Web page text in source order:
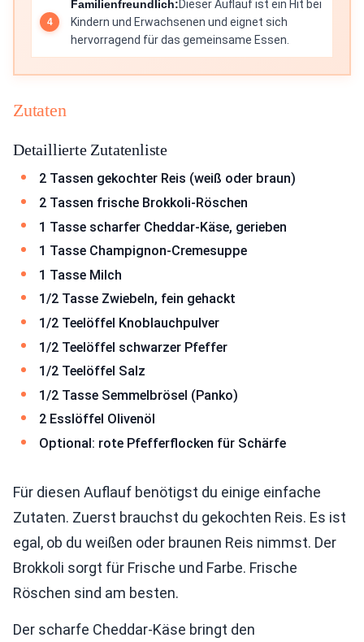
Familienfreundlich:Dieser Auflauf ist ein Hit bei
Kindern und Erwachsenen und eignet sich
hervorragend für das gemeinsame Essen.
Zutaten
Detaillierte Zutatenliste
2 Tassen gekochter Reis (weiß oder braun)
2 Tassen frische Brokkoli-Röschen
1 Tasse scharfer Cheddar-Käse, gerieben
1 Tasse Champignon-Cremesuppe
1 Tasse Milch
1/2 Tasse Zwiebeln, fein gehackt
1/2 Teelöffel Knoblauchpulver
1/2 Teelöffel schwarzer Pfeffer
1/2 Teelöffel Salz
1/2 Tasse Semmelbrösel (Panko)
2 Esslöffel Olivenöl
Optional: rote Pfefferflocken für Schärfe
Für diesen Auflauf benötigst du einige einfache
Zutaten. Zuerst brauchst du gekochten Reis. Es ist
egal, ob du weißen oder braunen Reis nimmst. Der
Brokkoli sorgt für Frische und Farbe. Frische
Röschen sind am besten.
Der scharfe Cheddar-Käse bringt den